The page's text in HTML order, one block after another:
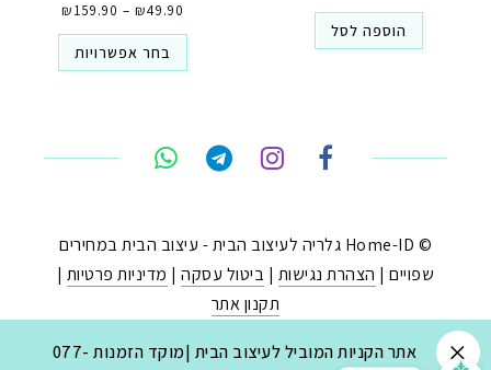
אתר הקניות המוביל לעיצוב הבית |מוקד הזמנות 077-
₪49.90
–
₪159.90 מחירים:
עד
בחר אפשרויות
הוספה לסל
© Home-ID גלריה לעיצוב הבית - עיצוב הבית במחירים
שפויים | הצהרת נגישות | ביטול עסקה| מדיניות פרטיות |
תקנון אתר